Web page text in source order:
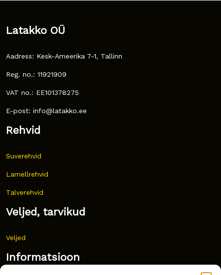
Latakko OÜ
Aadress: Kesk-Ameerika 7-1, Tallinn
Reg. no.: 11921909
VAT no.: EE101378275
E-post: info@latakko.ee
Rehvid
Suverehvid
Lamellrehvid
Talverehvid
Veljed, tarvikud
Veljed
Informatsioon